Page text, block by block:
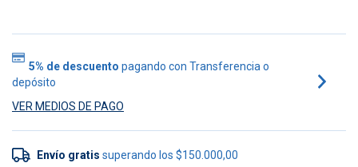
5% de descuento pagando con Transferencia o
depósito
VER MEDIOS DE PAGO
Envío gratis superando los$150.000,00